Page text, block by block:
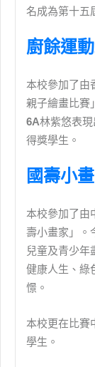
名成為第十五
廚餘運
本校參加了由
親子繪畫比賽
6A林紫悠表
得獎學生。
國壽小
本校參加了由
壽小畫家」。
兒童及青少年
健康人生、綠
憬。
本校更在比賽
學生。